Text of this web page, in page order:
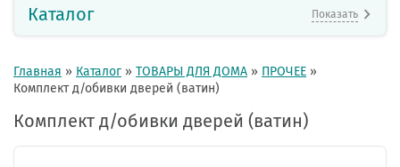
Каталог Показать
Главная » Каталог » ТОВАРЫ ДЛЯ ДОМА » ПРОЧЕЕ »
Комплект д/обивки дверей (ватин)
Комплект д/обивки дверей (ватин)